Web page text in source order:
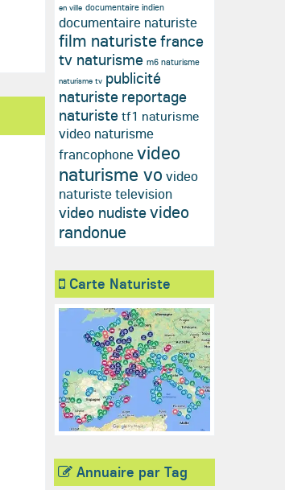
en ville documentaire indien
documentaire naturiste
film naturistefrance
tv naturisme m6 naturisme
naturisme tv publicité
naturiste reportage
naturiste tf1 naturisme
video naturisme
francophone video
naturisme vo video
naturiste television
video nudistevideo
randonue
Carte Naturiste
Annuaire par Tag